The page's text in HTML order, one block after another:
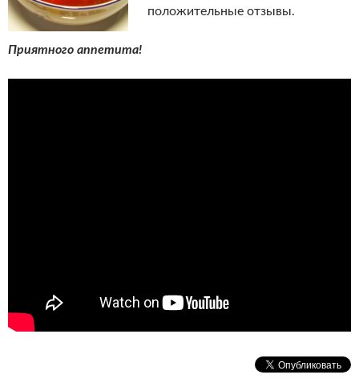
положительные отзывы.
Приятного аппетита!